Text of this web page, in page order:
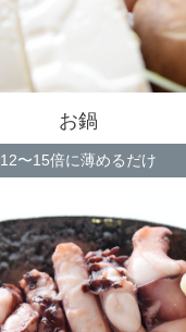
お鍋
12〜15倍に薄めるだけ